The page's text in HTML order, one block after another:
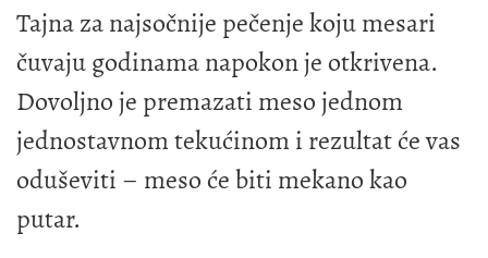
Tajna za najsočnije pečenje koju mesari
čuvaju godinama napokon je otkrivena.
Dovoljno je premazati meso jednom
jednostavnom tekućinom i rezultat će vas
oduševiti – meso će biti mekano kao
putar.